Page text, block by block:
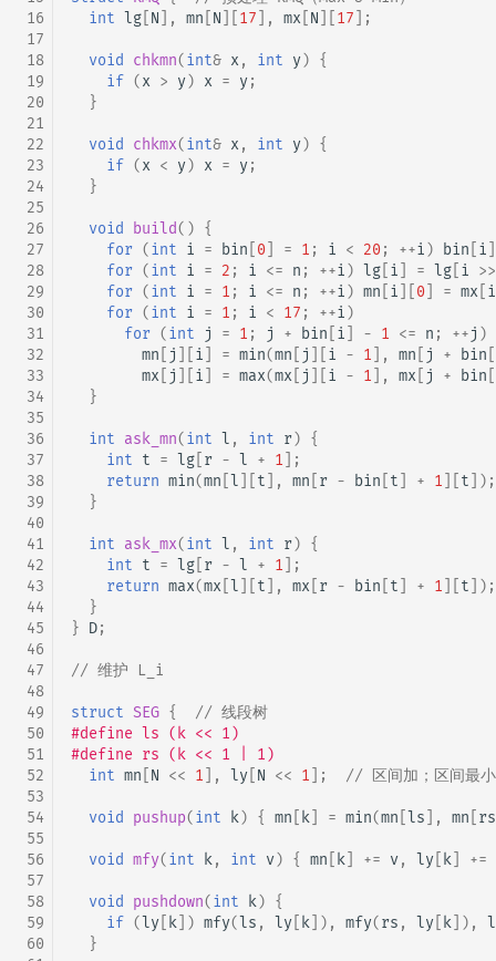
16
17
18
19
20
21
22
23
24
25
26
27
28
29
30
31
32
33
34
35
36
37
38
39
40
41
42
43
44
45
46
47
48
49
50
51
52
53
54
55
56
57
58
59
60
int lg N ], mn N 17 ], mx N 17 ];
void chkmn(int& x, int y) {
if (x > y) x = y;
}
void chkmx(int& x, int y) {
if (x < y) x = y;
}
void build() {
for (int i = bin 0 = 1 ; i < 20; ++i) bin i
for (int i = 2 ; i <= n ; ++i) lg i = lg i >>
for (int i = 1 ; i <= n ; ++i) mn i 0 = mx i
for (int i = 1 ; i < 17 ; ++i)
for (int j = 1 ; j + bin i - 1 <= n ; ++j )
mn
j i = min(mn j i - 1 ], mn j + bin
mx j i = max(mx j i - 1 ], mx j + bin
}
int ask_mn(int l , int r) {
int t = lg r - l + 1 ];
return min(mn l t ], mn r - bin t + 1 t ]);
}
int ask_mx(int l , int r) {
int t = lg r - l + 1 ];
return max(mx l t ], mx r - bin t + 1 t ]);
}
} D;
// 维护 L_i
struct SEG {
// 线段树
#define ls (k << 1)
#define rs (k << 1 | 1)
int mn N << 1 ], ly N << 1 ]; // 区间加；区间最
void pushup(int k) { mn k = min(mn ls ], mn rs
void mfy(int k, int v) { mn k += v, ly k +=
void pushdown(int k) {
if (ly k ]) mfy(ls , ly k ]), mfy(rs , ly k ]),
}